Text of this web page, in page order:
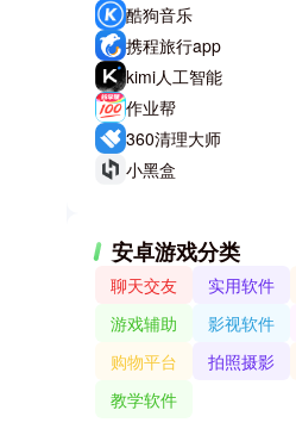
酷狗音乐
携程旅行app
kimi人工智能
作业帮
360清理大师
小黑盒
安卓游戏分类
聊天交友 实用软件
游戏辅助
影视软件
购物平台
拍照摄影
教学软件